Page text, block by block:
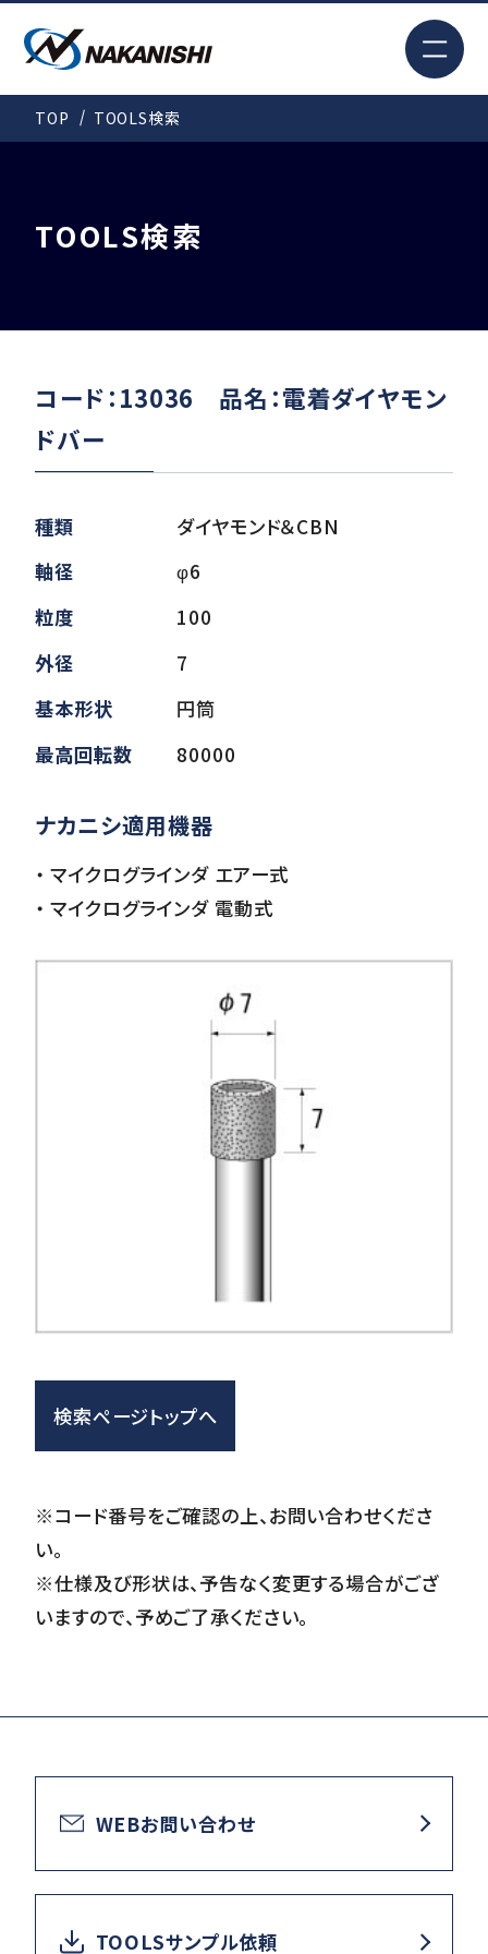
製品情報
事例紹介
ダウンロード
お客様サポート
会社情報
TOP TOOLS検索
TOOLS検索
コード：13036 品名：電着ダイヤモン
ドバー
種類
ダイヤモンド＆CBN
軸径
φ6
粒度
100
外径
7
基本形状
円筒
最高回転数
80000
ナカニシ適用機器
・ マイクログラインダ エアー式
・ マイクログラインダ 電動式
検索ページトップへ
※コード番号をご確認の上、お問い合わせくださ
い。
※仕様及び形状は、予告なく変更する場合がござ
いますので、予めご了承ください。
WEBお問い合わせ
TOOLSサンプル依頼